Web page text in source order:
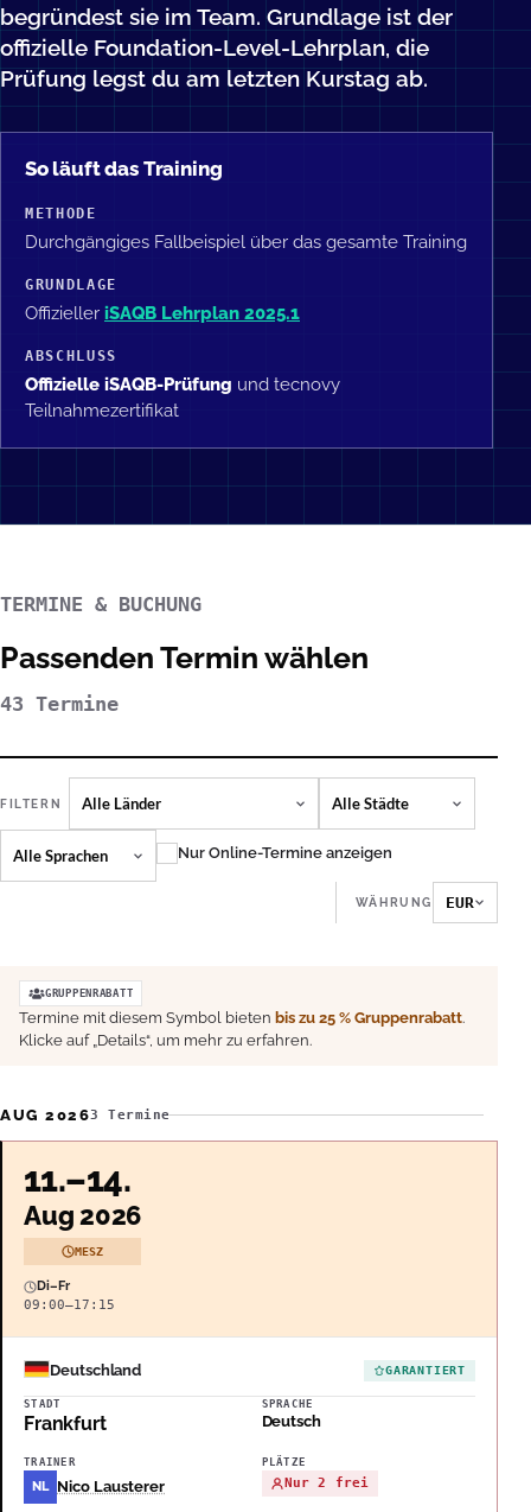
begründest sie im Team. Grundlage ist der
offizielle Foundation-Level-Lehrplan, die
Prüfung legst du am letzten Kurstag ab.
So läuft das Training
METHODE
Durchgängiges Fallbeispiel über das gesamte Training
GRUNDLAGE
Offizieller iSAQB Lehrplan 2025.1
ABSCHLUSS
Offizielle iSAQB-Prüfung und tecnovy
Teilnahmezertifikat
TERMINE & BUCHUNG
Passenden Termin wählen
43 Termine
FILTERN
Nur Online-Termine anzeigen
WÄHRUNG EUR
GRUPPENRABATT
Termine mit diesem Symbol bieten bis zu 25 % Gruppenrabatt.
Klicke auf „Details“, um mehr zu erfahren.
AUG 20263 Termine
11.–14.
Aug 2026
MESZ
Di–Fr
09:00–17:15
Deutschland GARANTIERT
STADT
Frankfurt
SPRACHE
Deutsch
TRAINER
NL Nico Lausterer
PLÄTZE
Nur 2 frei